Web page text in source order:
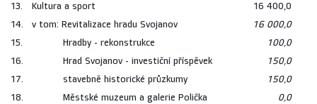
13. Kultura a sport
16 400,0
14.
v tom: Revitalizace hradu Svojanov
16 000,0
15.
Hradby - rekonstrukce
100,0
16.
Hrad Svojanov - investiční příspěvek
150,0
17.
stavebně historické průzkumy
150,0
18.
Městské muzeum a galerie Polička
0,0